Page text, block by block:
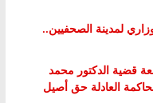
لمدينة الصحفيين..
قضية الدكتور محمد
العادلة حق أصيل